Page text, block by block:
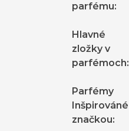
parfému:
Hlavné
zložky v
parfémoch:
Parfémy
Inšpirováné
značkou: